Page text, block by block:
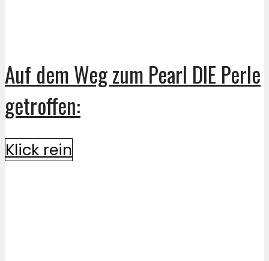
Auf dem Weg zum Pearl DIE Perle
getroffen:
Klick rein